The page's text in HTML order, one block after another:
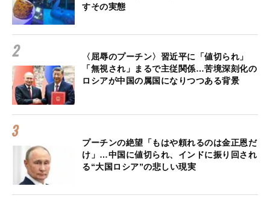
すその実態
〈屈辱のプーチン〉習近平に「値切られ」
「無視され」まるで主従関係…苦境深刻化の
ロシアが中国の属国になりつつある背景
プーチンの絶望「もはや頼れるのは金正恩だ
け」…中国に値切られ、インドに振り回され
る“大国ロシア”の悲しい現実